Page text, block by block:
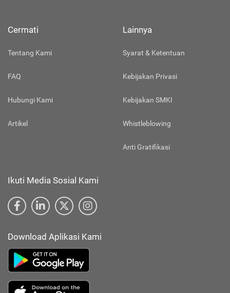
Cermati
Tentang Kami
FAQ
Hubungi Kami
Artikel
Lainnya
Syarat & Ketentuan
Kebijakan Privasi
Kebijakan SMKI
Whistleblowing
Anti Gratifikasi
Ikuti Media Sosial Kami
Download Aplikasi Kami